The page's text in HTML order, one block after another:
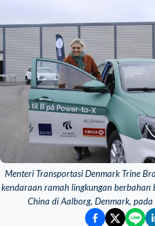
Menteri Transportasi Denmark Trine
kendaraan ramah lingkungan
China di Aalborg, Denmark,